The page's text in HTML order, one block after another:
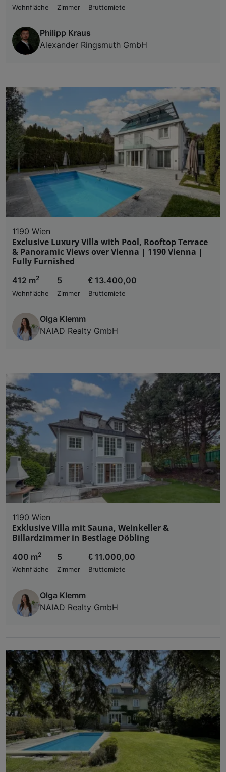
Wohnfläche
Zimmer Bruttomiete
Philipp Kraus
Alexander Ringsmuth GmbH
1190 Wien
Exclusive Luxury Villa with Pool, Rooftop Terrace
& Panoramic Views over Vienna | 1190 Vienna |
Fully Furnished
412 m2
Wohnfläche
5
Zimmer
€ 13.400,00
Bruttomiete
Olga Klemm
NAIAD Realty GmbH
1190 Wien
Exklusive Villa mit Sauna, Weinkeller &
Billardzimmer in Bestlage Döbling
400 m2
Wohnfläche
5
Zimmer
€ 11.000,00
Bruttomiete
Olga Klemm
NAIAD Realty GmbH